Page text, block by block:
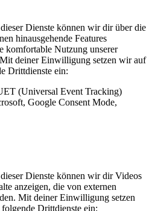
Dienste können wir dir über die
hinausgehende Features
komfortable Nutzung unserer
deiner Einwilligung setzen wir auf
Drittdienste ein:
(Universal Event Tracking)
Google Consent Mode,
Dienste können wir dir Videos
anzeigen, die von externen
Mit deiner Einwilligung setzen
Drittdienste ein: